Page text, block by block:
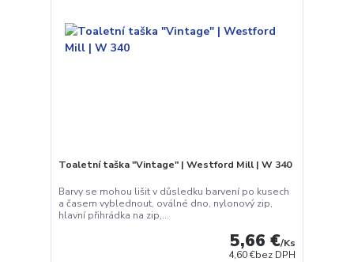
Toaletní taška "Vintage" | Westford Mill | W 340
Barvy se mohou lišit v důsledku barvení po kusech
a časem vyblednout, oválné dno, nylonový zip,
hlavní přihrádka na zip,...
5,66 €/Ks
4,60 €bez DPH